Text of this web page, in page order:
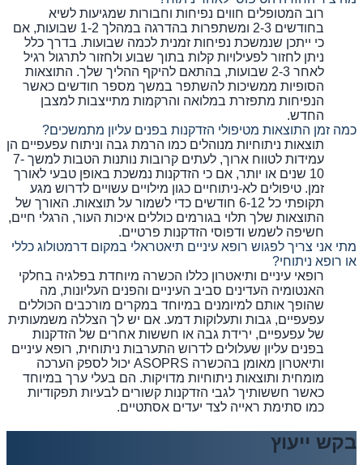
רוב המטופלים חווים נפיחות וחבורות שמגיעות לשיא
בחודשים 2-3 ומשתפרות בהדרגה במהלך 1-2 שבועות, אם
כי ייתכן שנמשכת נפיחות זמנית לכמה שבועות. בדרך כלל
ניתן לחזור לפעילויות קלות בתוך שבוע ולחזור לתרגול רגיל
לאחר 2-3 שבועות, בהתאם להיקף ההליך שלך. התוצאות
הסופיות ממשיכות להשתפר במשך מספר חודשים כאשר
הנפיחות מתפזרת במלואה והרקמות מתייצבות למצבן
החדש.
כמה זמן התוצאות מטיפולי הזדקנות בפנים עליון מתמשכים?
תוצאות ניתוחיות מנוהלים כמו הרמת גבה וניתוח עפעפיים הן
עמידות לטווח ארוך, לעתים קרובות נותנות הטבות למשך 7-
10 שנים או יותר, אם כי הזדקנות נמשכת באופן טבעי לאורך
זמן. טיפולים לא-ניתוחיים כגון מילויים עשויים לדרוש מגע
תקופתי כל 6-12 חודשים כדי לשמור על תוצאות. האורך של
התוצאות שלך תלוי בגורמים כוללים איכות העור, הרגלי חיים,
חשיפה לשמש ודפוסי הזדקנות פרטיים.
מתי אני צריך לפגוש רופא עיניים תיאטראלי במקום דרמטולוג כללי
או רופא ניתוחי?
רופאי עיניים ותיאטרון כללו הכשרה מיוחדת בפלגיה בחלקי
האנטומיה העדינים סביב העיניים והפנים העליונות, מה
שהופך אותם למיומנים במיוחד במקרים מורכבים הכוללים
עפעפיים, גבות ותעלוקות דמע. אם יש לך הצללה משמעותית
של עפעפיים, ירידת גבה או חששות אחרים של הזדקנות
בפנים עליון שעלולים לדרוש התערבות ניתוחית, רופא עיניים
ותיאטרון מאומן בהכשרה ASOPRS יכול לספק הערכה
מומחית ותוצאות ניתוחיות מדויקות. הם בעלי ערך במיוחד
כאשר חששותיך לגבי הזדקנות קשורים לבעיות תפקודיות
כמו סתימת ראייה לצד יעדים אסתטיים.
בקש ייעוץ